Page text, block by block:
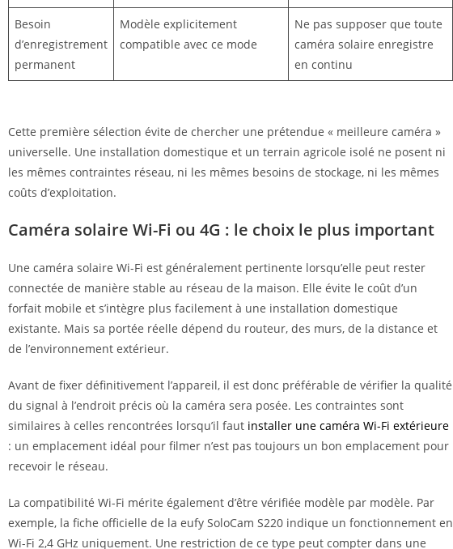
Besoin
d’enregistrement
permanent
Modèle explicitement
compatible avec ce mode
Ne pas supposer que toute
caméra solaire enregistre
en continu
Cette première sélection évite de chercher une prétendue « meilleure caméra »
universelle. Une installation domestique et un terrain agricole isolé ne posent ni
les mêmes contraintes réseau, ni les mêmes besoins de stockage, ni les mêmes
coûts d’exploitation.
Caméra solaire Wi-Fi ou 4G : le choix le plus important
Une caméra solaire Wi-Fi est généralement pertinente lorsqu’elle peut rester
connectée de manière stable au réseau de la maison. Elle évite le coût d’un
forfait mobile et s’intègre plus facilement à une installation domestique
existante. Mais sa portée réelle dépend du routeur, des murs, de la distance et
de l’environnement extérieur.
Avant de fixer définitivement l’appareil, il est donc préférable de vérifier la qualité
du signal à l’endroit précis où la caméra sera posée. Les contraintes sont
similaires à celles rencontrées lorsqu’il faut installer une caméra Wi-Fi extérieure
: un emplacement idéal pour filmer n’est pas toujours un bon emplacement pour
recevoir le réseau.
La compatibilité Wi-Fi mérite également d’être vérifiée modèle par modèle. Par
exemple, la fiche officielle de la eufy SoloCam S220 indique un fonctionnement en
Wi-Fi 2,4 GHz uniquement. Une restriction de ce type peut compter dans une